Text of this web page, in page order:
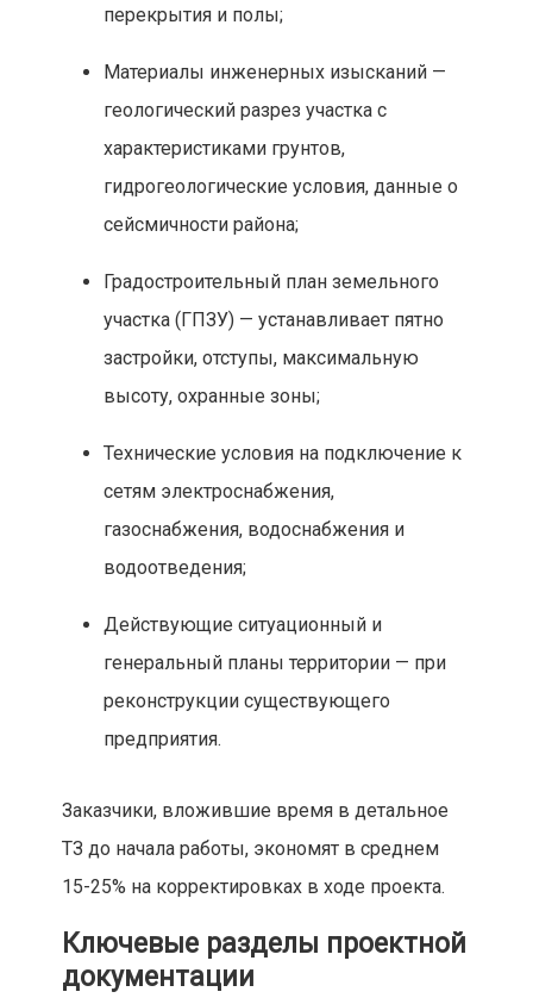
перекрытия и полы;
Материалы инженерных изысканий —
геологический разрез участка с
характеристиками грунтов,
гидрогеологические условия, данные о
сейсмичности района;
Градостроительный план земельного
участка (ГПЗУ) — устанавливает пятно
застройки, отступы, максимальную
высоту, охранные зоны;
Технические условия на подключение к
сетям электроснабжения,
газоснабжения, водоснабжения и
водоотведения;
Действующие ситуационный и
генеральный планы территории — при
реконструкции существующего
предприятия.
Заказчики, вложившие время в детальное
ТЗ до начала работы, экономят в среднем
15-25% на корректировках в ходе проекта.
Ключевые разделы проектной
документации